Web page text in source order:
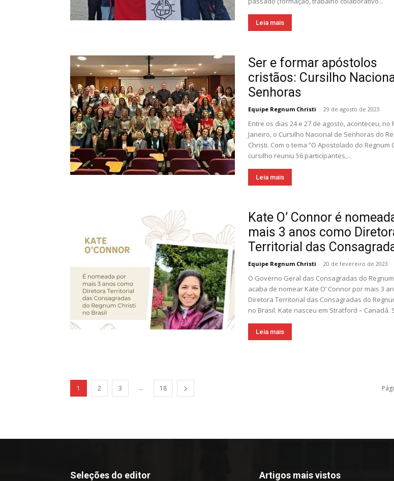
Leia mais
Ser e formar apóstolos
cristãos: Cursilho
Senhoras
Equipe Regnum Christi - 29 de agosto de 2023
Entre os dias 24 e 27 de agosto, aconteceu, no
Janeiro, o Cursilho Nacional de Senhoras do
Christi. Com o tema “O Apostolado do Regnum
cursilho reuniu 56 participantes,...
Leia mais
Kate O’ Connor é
mais 3 anos como
Territorial das
Equipe Regnum Christi - 20 de fevereiro de 2023
O Governo Geral das Consagradas do
acaba de nomear Kate O’ Connor por mais 3
Diretora Territorial das Consagradas do
no Brasil. Kate nasceu em Stratford – Canadá.
Leia mais
1 2 3 ... 18
Seleções do editor Artigos mais vistos